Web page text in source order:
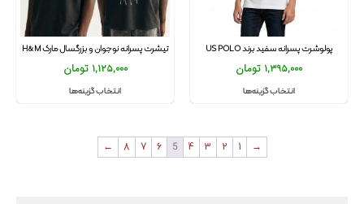
پولوشرت پسرانه سفید برند US POLO
1,395,000 تومان
انتخاب گزینه‌ها
تیشرت پسرانه نوجوان و بزرگسال مارک H&M
1,125,000 تومان
انتخاب گزینه‌ها
→
1
2
3
4
5
6
7
8
←